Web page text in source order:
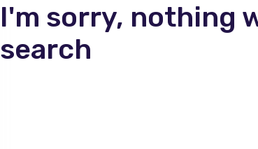
I'm sorry, nothing
search